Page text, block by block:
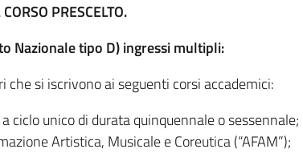
PRESCELTO.
Nazionale tipo D) ingressi multipli:
si iscrivono ai seguenti corsi accademici:
ciclo unico di durata quinquennale o sessennale;
Artistica, Musicale e Coreutica (“AFAM”);